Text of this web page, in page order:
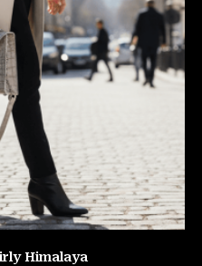
Himalaya